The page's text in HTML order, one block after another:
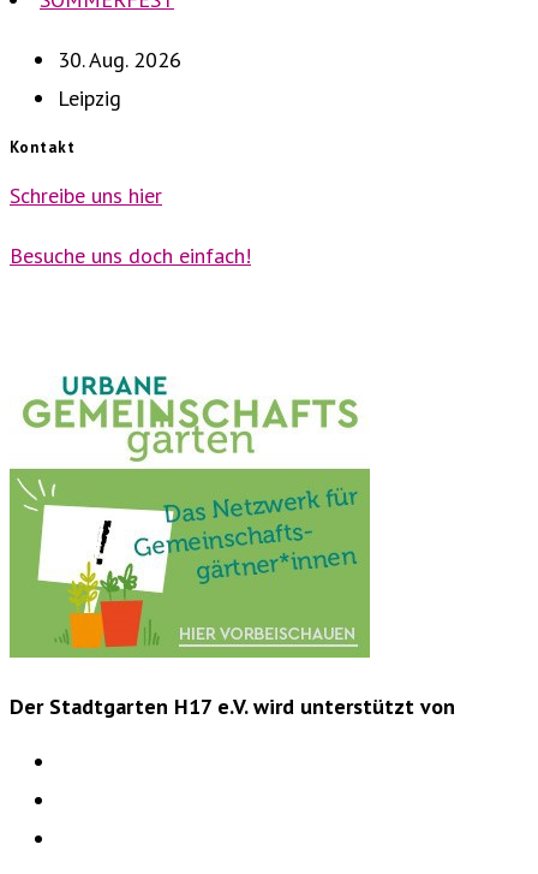
30. Aug. 2026
Leipzig
Kontakt
Schreibe uns hier
Besuche uns doch einfach!
Der Stadtgarten H17 e.V. wird unterstützt von